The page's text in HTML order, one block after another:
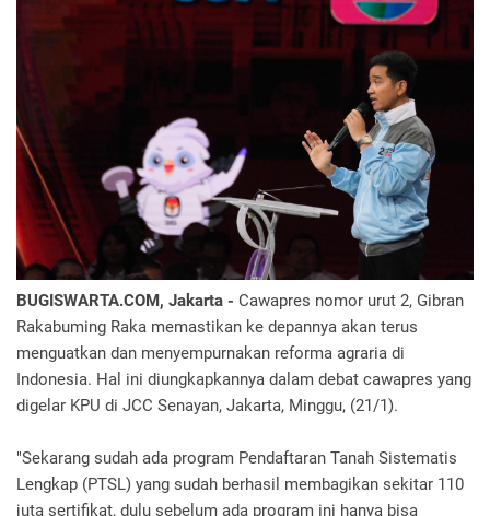
BUGISWARTA.COM, Jakarta - Cawapres nomor urut 2, Gibran
Rakabuming Raka memastikan ke depannya akan terus
menguatkan dan menyempurnakan reforma agraria di
Indonesia. Hal ini diungkapkannya dalam debat cawapres yang
digelar KPU di JCC Senayan, Jakarta, Minggu, (21/1).
"Sekarang sudah ada program Pendaftaran Tanah Sistematis
Lengkap (PTSL) yang sudah berhasil membagikan sekitar 110
juta sertifikat, dulu sebelum ada program ini hanya bisa